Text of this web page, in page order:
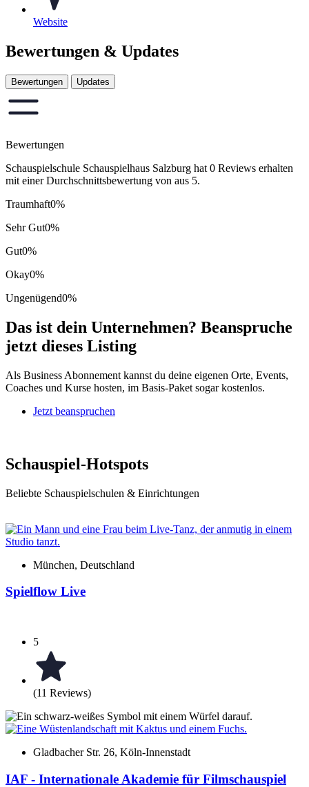
Website
Bewertungen & Updates
Bewertungen Updates
Bewertungen
Schauspielschule Schauspielhaus Salzburg hat 0 Reviews erhalten
mit einer Durchschnittsbewertung von aus 5.
Traumhaft0%
Sehr Gut0%
Gut0%
Okay0%
Ungenügend0%
Das ist dein Unternehmen? Beanspruche
jetzt dieses Listing
Als Business Abonnement kannst du deine eigenen Orte, Events,
Coaches und Kurse hosten, im Basis-Paket sogar kostenlos.
Jetzt beanspruchen
Schauspiel-Hotspots
Beliebte Schauspielschulen & Einrichtungen
München, Deutschland
Spielflow Live
5
(11 Reviews)
Gladbacher Str. 26, Köln-Innenstadt
IAF - Internationale Akademie für Filmschauspiel